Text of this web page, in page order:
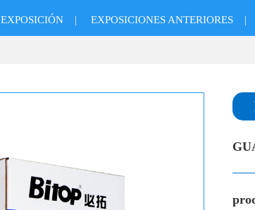
EXPOSICIÓN | EXPOSICIONES ANTERIORES |